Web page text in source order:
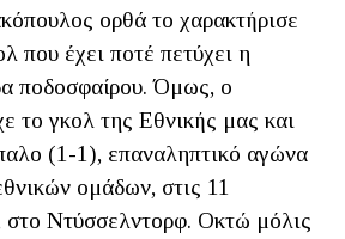
ορθά το χαρακτήρισε
που έχει ποτέ πετύχει η
ποδοσφαίρου. Όμως, ο
το γκολ της Εθνικής μας και
(1-1), επαναληπτικό αγώνα
ομάδων, στις 11
Ντύσσελντορφ. Οκτώ μόλις